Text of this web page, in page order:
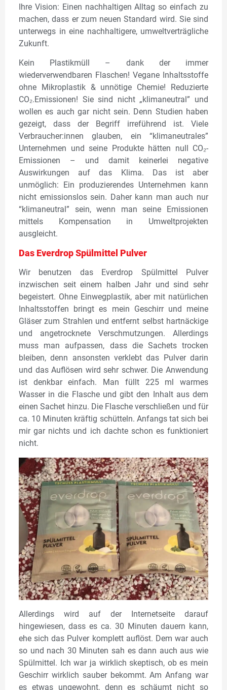
Ihre Vision: Einen nachhaltigen Alltag so einfach zu
machen, dass er zum neuen Standard wird. Sie sind
unterwegs in eine nachhaltigere, umweltverträgliche
Zukunft.
Kein Plastikmüll – dank der immer
wiederverwendbaren Flaschen! Vegane Inhaltsstoffe
ohne Mikroplastik & unnötige Chemie! Reduzierte
CO₂.Emissionen! Sie sind nicht „klimaneutral” und
wollen es auch gar nicht sein. Denn Studien haben
gezeigt, dass der Begriff irreführend ist. Viele
Verbraucher:innen glauben, ein “klimaneutrales”
Unternehmen und seine Produkte hätten null CO₂-
Emissionen – und damit keinerlei negative
Auswirkungen auf das Klima. Das ist aber
unmöglich: Ein produzierendes Unternehmen kann
nicht emissionslos sein. Daher kann man auch nur
“klimaneutral” sein, wenn man seine Emissionen
mittels Kompensation in Umweltprojekten
ausgleicht.
Das Everdrop Spülmittel Pulver
Wir benutzen das Everdrop Spülmittel Pulver
inzwischen seit einem halben Jahr und sind sehr
begeistert. Ohne Einwegplastik, aber mit natürlichen
Inhaltsstoffen bringt es mein Geschirr und meine
Gläser zum Strahlen und entfernt selbst hartnäckige
und angetrocknete Verschmutzungen. Allerdings
muss man aufpassen, dass die Sachets trocken
bleiben, denn ansonsten verklebt das Pulver darin
und das Auflösen wird sehr schwer. Die Anwendung
ist denkbar einfach. Man füllt 225 ml warmes
Wasser in die Flasche und gibt den Inhalt aus dem
einen Sachet hinzu. Die Flasche verschließen und für
ca. 10 Minuten kräftig schütteln. Anfangs tat sich bei
mir gar nichts und ich dachte schon es funktioniert
nicht.
Allerdings wird auf der Internetseite darauf
hingewiesen, dass es ca. 30 Minuten dauern kann,
ehe sich das Pulver komplett auflöst. Dem war auch
so und nach 30 Minuten sah es dann auch aus wie
Spülmittel. Ich war ja wirklich skeptisch, ob es mein
Geschirr wirklich sauber bekommt. Am Anfang war
es etwas ungewohnt, denn es schäumt nicht so